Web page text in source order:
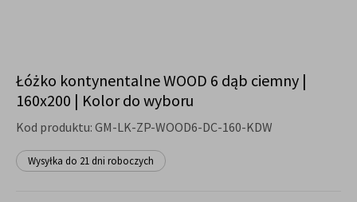
Łóżko kontynentalne WOOD 6 dąb ciemny |
160x200 | Kolor do wyboru
Kod produktu: GM-LK-ZP-WOOD6-DC-160-KDW
Wysyłka do 21 dni roboczych